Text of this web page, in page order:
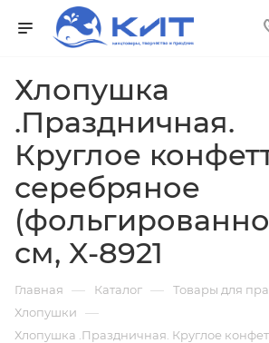
Хлопушка
.Праздничная.
Круглое
серебряное
см, X-8921
Главная — Каталог — Товары для
Хлопушки —
Хлопушка .Праздничная. Круглое